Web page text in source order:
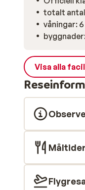
totalt antal
våningar: 6
Visa alla
Måltider